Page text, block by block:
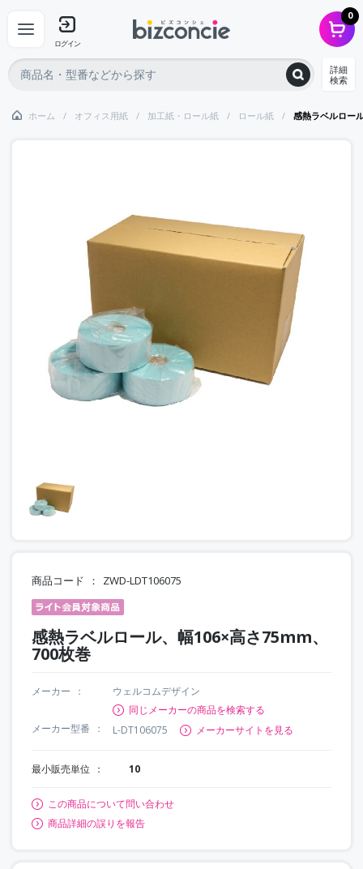
ログイン
0
詳細
検索
ホーム オフィス用紙 加工紙・ロール紙 ロール紙 感熱ラベルロー
商品コード ZWD-LDT106075
感熱ラベルロール、幅106×高さ75mm、
700枚巻
メーカー
ウェルコムデザイン
同じメーカーの商品を検索する
メーカー型番
L-DT106075 メーカーサイトを見る
最小販売単位 10
この商品について問い合わせ
商品詳細の誤りを報告